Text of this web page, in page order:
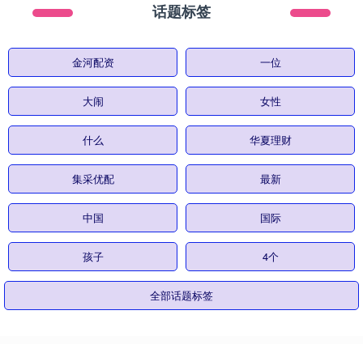
话题标签
金河配资 一位
大闹 女性
什么 华夏理财
集采优配 最新
中国 国际
孩子 4个
全部话题标签